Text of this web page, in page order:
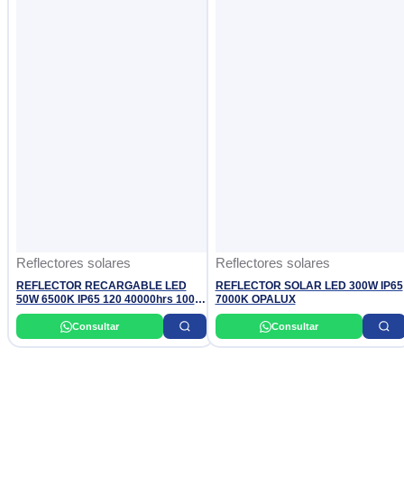
Reflectores solares
REFLECTOR RECARGABLE LED
50W 6500K IP65 120 40000hrs 100
240V ITACHI LIGHT
Consultar
Reflectores solares
REFLECTOR SOLAR LED 300W IP65
7000K OPALUX
Consultar